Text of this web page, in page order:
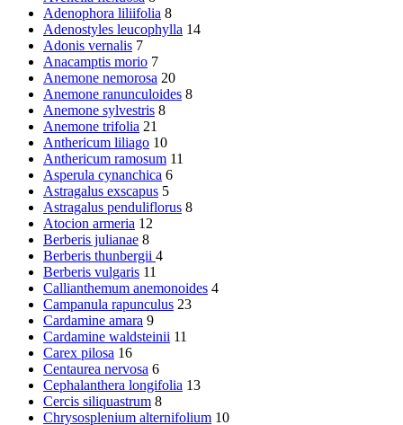
Adenophora liliifolia 8
Adenostyles leucophylla 14
Adonis vernalis 7
Anacamptis morio 7
Anemone nemorosa 20
Anemone ranunculoides 8
Anemone sylvestris 8
Anemone trifolia 21
Anthericum liliago 10
Anthericum ramosum 11
Asperula cynanchica 6
Astragalus exscapus 5
Astragalus penduliflorus 8
Atocion armeria 12
Berberis julianae 8
Berberis thunbergii 4
Berberis vulgaris 11
Callianthemum anemonoides 4
Campanula rapunculus 23
Cardamine amara 9
Cardamine waldsteinii 11
Carex pilosa 16
Centaurea nervosa 6
Cephalanthera longifolia 13
Cercis siliquastrum 8
Chrysosplenium alternifolium 10